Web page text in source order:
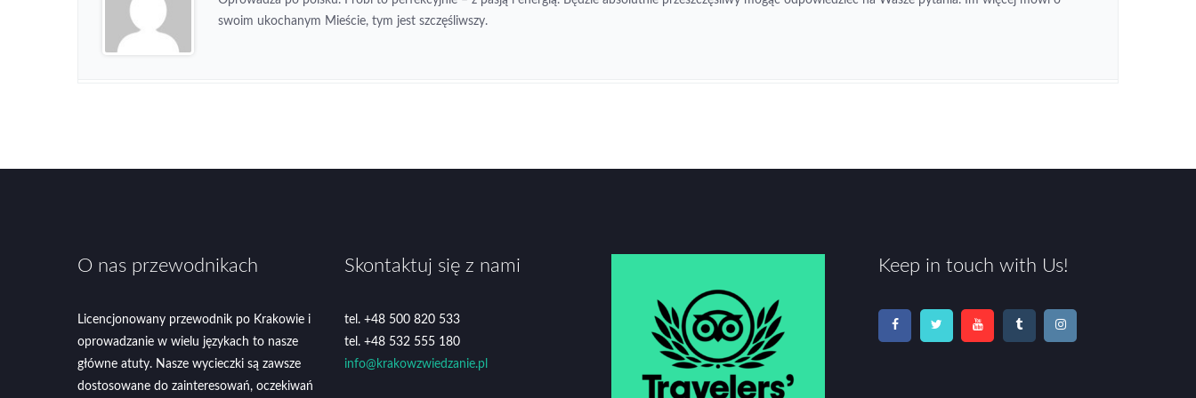
swoim ukochanym Mieście, tym jest szczęśliwszy.
O nas przewodnikach
Licencjonowany przewodnik po Krakowie i
oprowadzanie w wielu językach to nasze
główne atuty. Nasze wycieczki są zawsze
dostosowane do zainteresowań, oczekiwań
Skontaktuj się z nami
tel. +48 500 820 533
tel. +48 532 555 180
info@krakowzwiedzanie.pl
Keep in touch with Us!